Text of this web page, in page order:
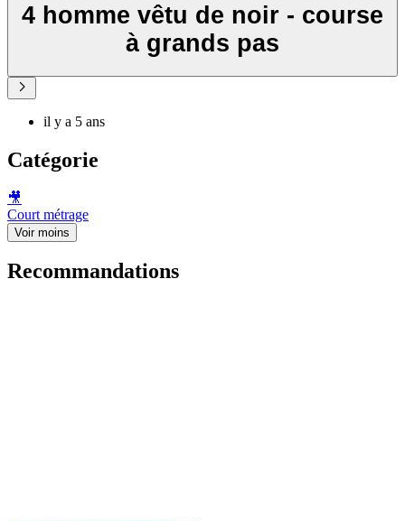
4 homme vêtu de noir - course
à grands pas
il y a 5 ans
Catégorie
🎥
Court métrage
Voir moins
Recommandations